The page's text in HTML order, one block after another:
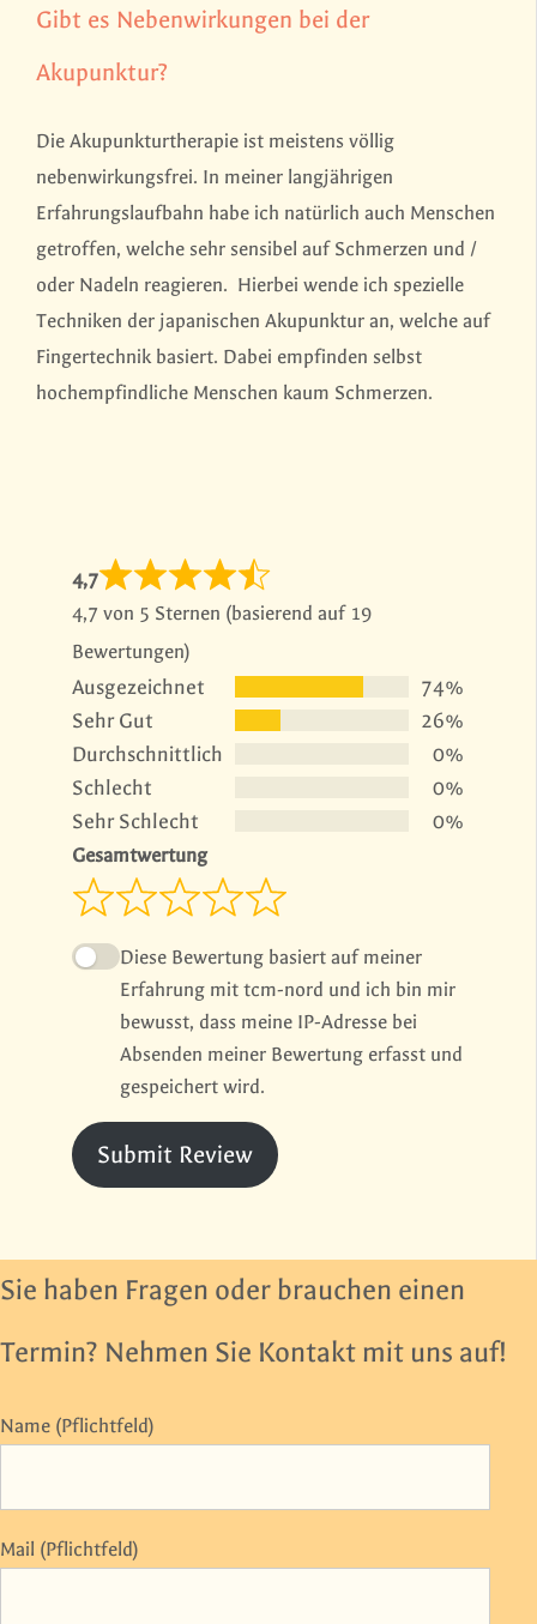
Gibt es Nebenwirkungen bei der
Akupunktur?
Die Akupunkturtherapie ist meistens völlig
nebenwirkungsfrei. In meiner langjährigen
Erfahrungslaufbahn habe ich natürlich auch Menschen
getroffen, welche sehr sensibel auf Schmerzen und /
oder Nadeln reagieren. Hierbei wende ich spezielle
Techniken der japanischen Akupunktur an, welche auf
Fingertechnik basiert. Dabei empfinden selbst
hochempfindliche Menschen kaum Schmerzen.
4,7
4,7 von 5 Sternen (basierend auf 19
Bewertungen)
Ausgezeichnet
74%
Sehr Gut
26%
Durchschnittlich
0%
Schlecht
0%
Sehr Schlecht
0%
Gesamtwertung
Diese Bewertung basiert auf meiner
Erfahrung mit tcm-nord und ich bin mir
bewusst, dass meine IP-Adresse bei
Absenden meiner Bewertung erfasst und
gespeichert wird.
Submit Review
Sie haben Fragen oder brauchen einen
Termin? Nehmen Sie Kontakt mit uns auf!
Name (Pflichtfeld)
Mail (Pflichtfeld)